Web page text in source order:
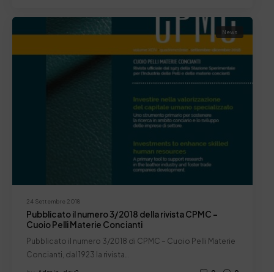
24 Settembre 2018
News
Pubblicato il numero 3/2018 della rivista CPMC –
Cuoio Pelli Materie Concianti
Pubblicato il numero 3/2018 di CPMC – Cuoio Pelli Materie
Concianti, dal 1923 la rivista…